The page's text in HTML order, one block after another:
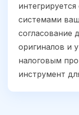
системами
согласование
оригиналов и
налоговым
инструмент